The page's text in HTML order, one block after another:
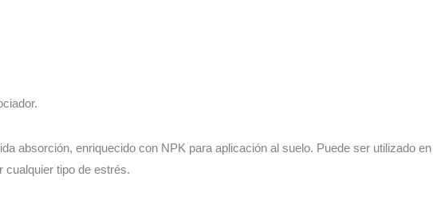
absorción, enriquecido con NPK para aplicación al suelo. Puede ser utilizado
cualquier tipo de estrés.